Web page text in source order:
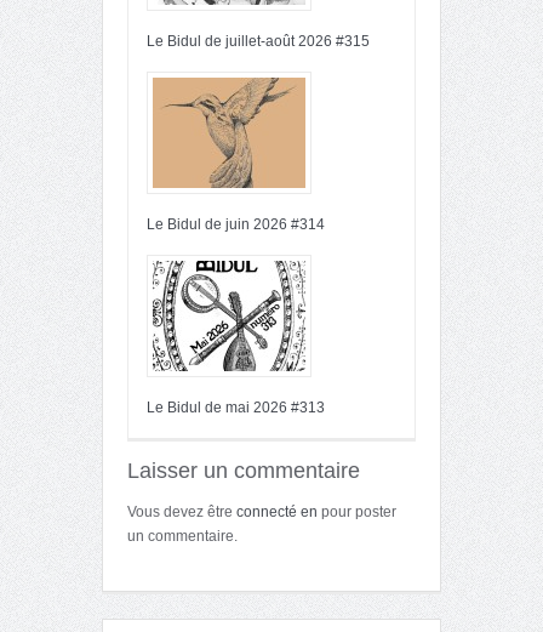
Le Bidul de juillet-août 2026 #315
Le Bidul de juin 2026 #314
Le Bidul de mai 2026 #313
Laisser un commentaire
Vous devez être connecté en pour poster
un commentaire.